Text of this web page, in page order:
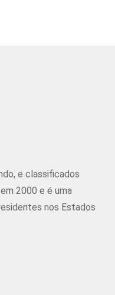
e classificados
2000 e é uma
nos Estados